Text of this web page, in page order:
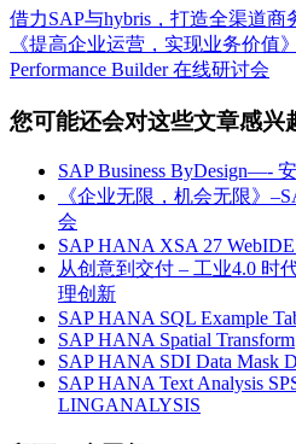
借力SAP与hybris，打造全渠道商
《提高企业运营，实现业务价值
Performance Builder 在线研讨会
您可能还会对这些文章感兴
SAP Business ByDesign—-
《企业无限，机会无限》
会
SAP HANA XSA 27
从创意到交付 – 工业4.0 时
理创新
SAP HANA SQL Example
SAP HANA Spatial Transform
SAP HANA SDI Data Mask
SAP HANA Text Analysis
LINGANALYSIS